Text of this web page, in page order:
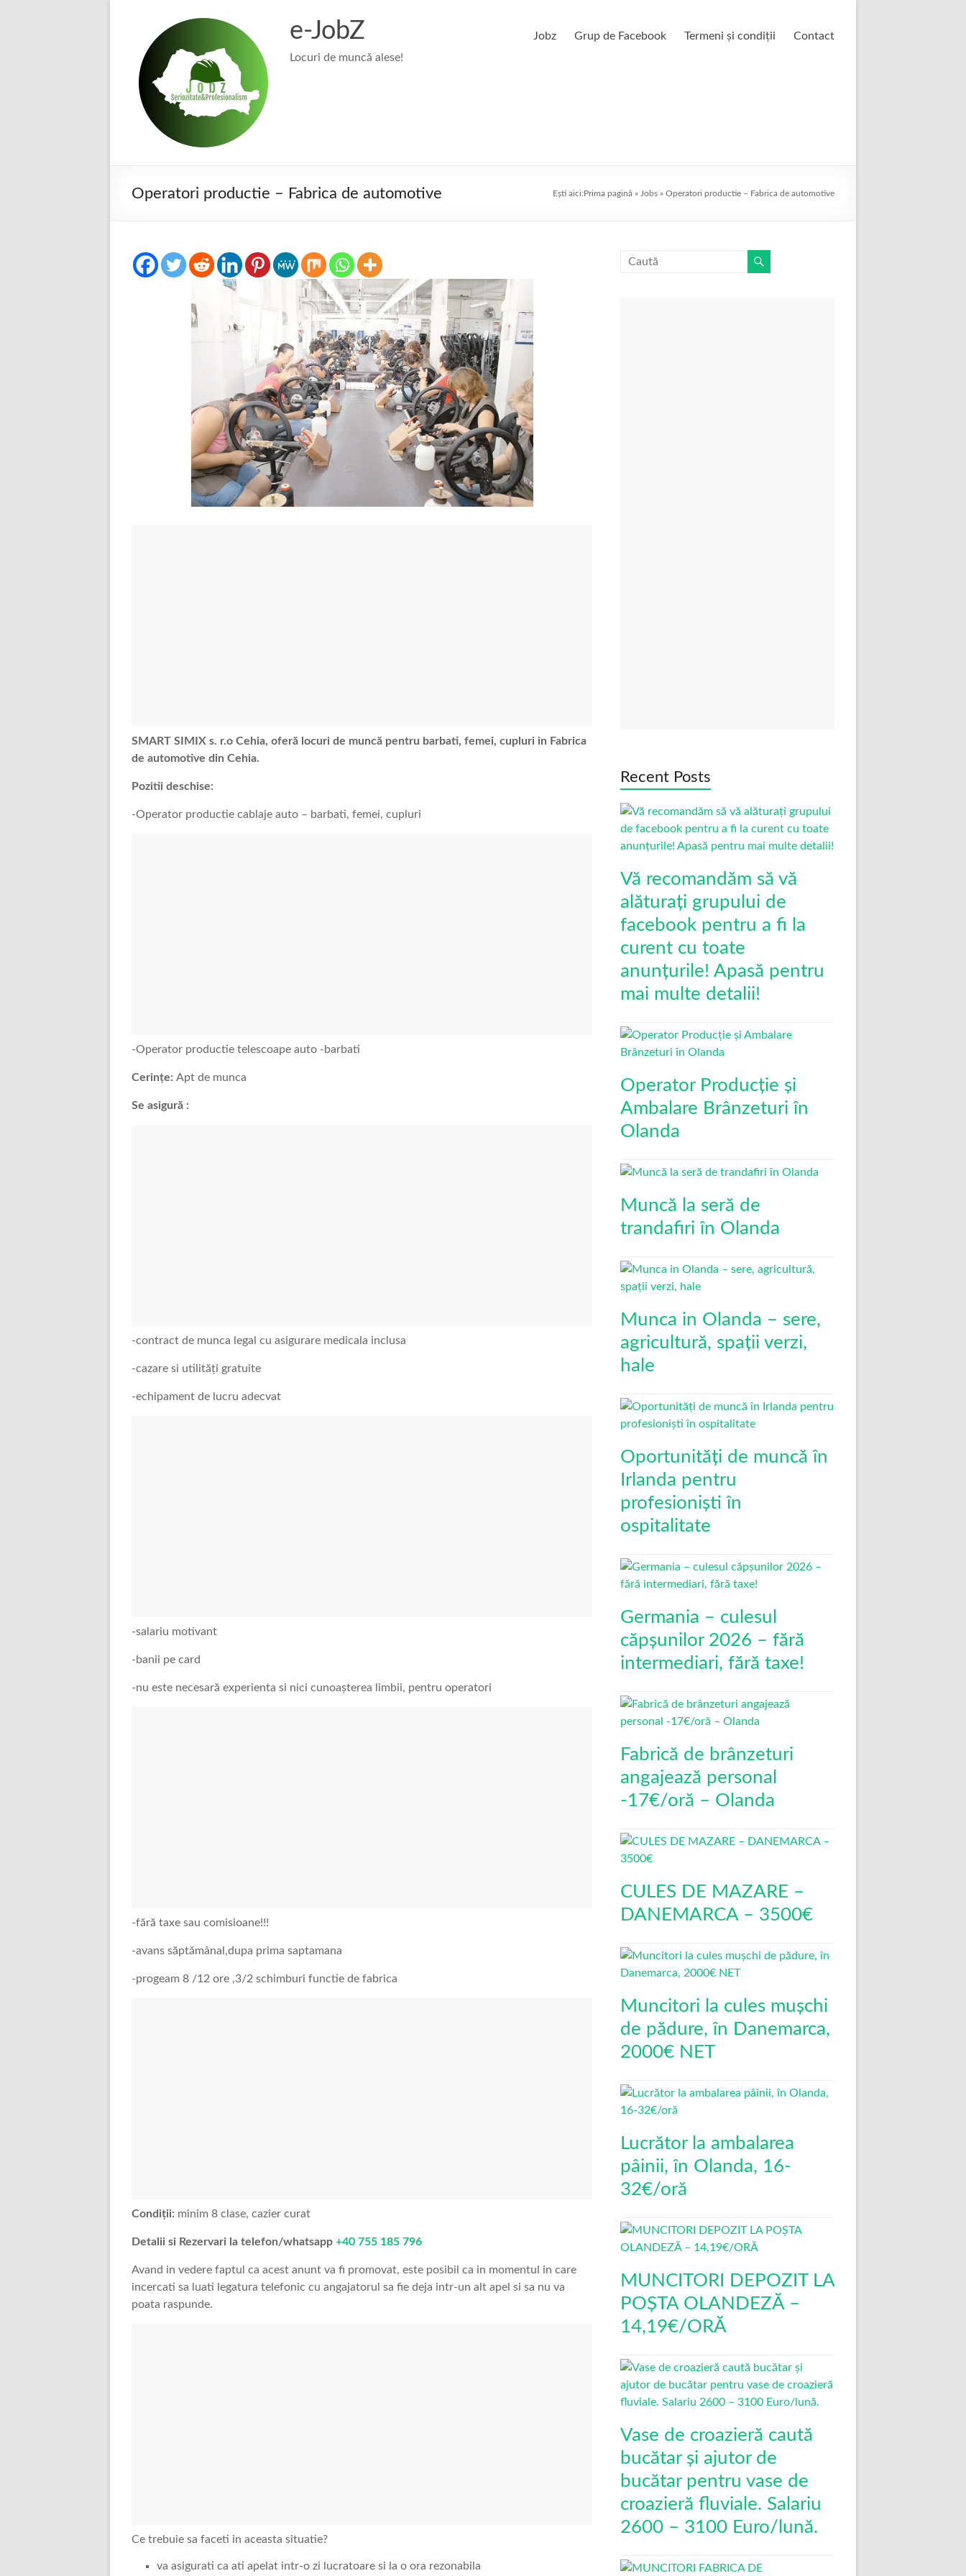
e-JobZ
Locuri de muncă alese!
Jobz Grup de Facebook Termeni și condiții Contact
Operatori productie – Fabrica de automotive Ești aici:Prima pagină » Jobs » Operatori productie – Fabrica de automotive
SMART SIMIX s. r.o Cehia, oferă locuri de muncă pentru barbati, femei, cupluri in Fabrica
de automotive din Cehia.
Pozitii deschise:
-Operator productie cablaje auto – barbati, femei, cupluri
-Operator productie telescoape auto -barbati
Cerințe: Apt de munca
Se asigură :
-contract de munca legal cu asigurare medicala inclusa
-cazare si utilități gratuite
-echipament de lucru adecvat
-salariu motivant
-banii pe card
-nu este necesară experienta si nici cunoașterea limbii, pentru operatori
-fără taxe sau comisioane!!!
-avans săptămânal,dupa prima saptamana
-progeam 8 /12 ore ,3/2 schimburi functie de fabrica
Condiții: minim 8 clase, cazier curat
Detalii si Rezervari la telefon/whatsapp +40 755 185 796
Avand in vedere faptul ca acest anunt va fi promovat, este posibil ca in momentul in care
incercati sa luati legatura telefonic cu angajatorul sa fie deja intr-un alt apel si sa nu va
poata raspunde.
Ce trebuie sa faceti in aceasta situatie?
va asigurati ca ati apelat intr-o zi lucratoare si la o ora rezonabila
Recent Posts
Vă recomandăm să vă
alăturați grupului de
facebook pentru a fi la
curent cu toate
anunțurile! Apasă pentru
mai multe detalii!
Operator Producție și
Ambalare Brânzeturi în
Olanda
Muncă la seră de
trandafiri în Olanda
Munca in Olanda – sere,
agricultură, spații verzi,
hale
Oportunități de muncă în
Irlanda pentru
profesioniști în
ospitalitate
Germania – culesul
căpșunilor 2026 – fără
intermediari, fără taxe!
Fabrică de brânzeturi
angajează personal
-17€/oră – Olanda
CULES DE MAZARE –
DANEMARCA – 3500€
Muncitori la cules mușchi
de pădure, în Danemarca,
2000€ NET
Lucrător la ambalarea
pâinii, în Olanda, 16-
32€/oră
MUNCITORI DEPOZIT LA
POȘTA OLANDEZĂ –
14,19€/ORĂ
Vase de croazieră caută
bucătar și ajutor de
bucătar pentru vase de
croazieră fluviale. Salariu
2600 – 3100 Euro/lună.